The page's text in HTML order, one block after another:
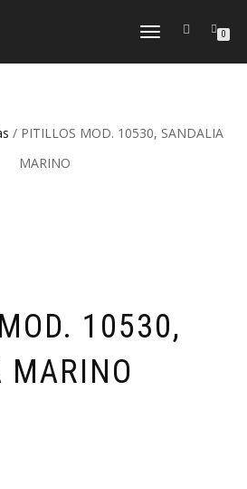
CAMBIAR
0
/ PITILLOS MOD. 10530, SANDALIA
MARINO
10530,
MARINO